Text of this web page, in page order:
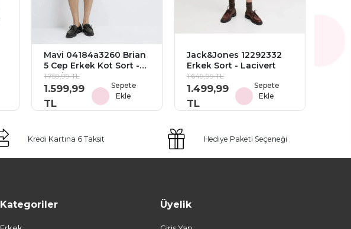
Mavi 04184a3260 Brian
5 Cep Erkek Kot Sort -
Mavi
1.759,99 TL
1.599,99
TL
Sepete
Ekle
Jack&Jones 12292332
Erkek Sort - Lacivert
1.649,99 TL
1.499,99
TL
Sepete
Ekle
Kredi Kartına 6 Taksit Hediye Paketi Seçeneği
Kategoriler Üyelik